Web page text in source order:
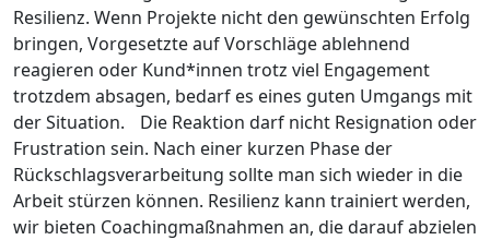
Resilienz. Wenn Projekte nicht den gewünschten Erfolg
bringen, Vorgesetzte auf Vorschläge ablehnend
reagieren oder Kund*innen trotz viel Engagement
trotzdem absagen, bedarf es eines guten Umgangs mit
der Situation. Die Reaktion darf nicht Resignation oder
Frustration sein. Nach einer kurzen Phase der
Rückschlagsverarbeitung sollte man sich wieder in die
Arbeit stürzen können. Resilienz kann trainiert werden,
wir bieten Coachingmaßnahmen an, die darauf abzielen